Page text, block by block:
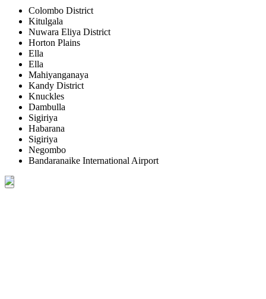
Colombo District
Kitulgala
Nuwara Eliya District
Horton Plains
Ella
Ella
Mahiyanganaya
Kandy District
Knuckles
Dambulla
Sigiriya
Habarana
Sigiriya
Negombo
Bandaranaike International Airport